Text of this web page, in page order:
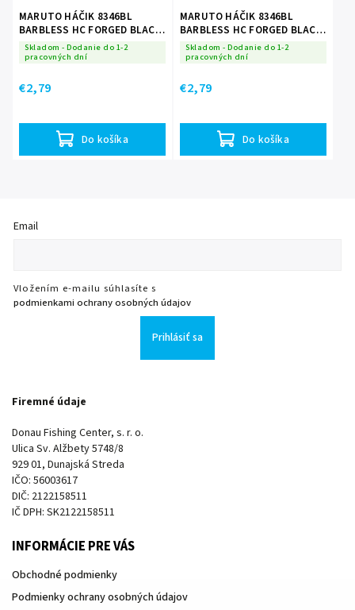
MARUTO HÁČIK 8346BL
BARBLESS HC FORGED BLACK
NICKEL 12 10ks/bal.
Skladom - Dodanie do 1-2
pracovných dní
€2,79
Do košíka
MARUTO HÁČIK 8346BL
BARBLESS HC FORGED BLACK
NICKEL 10 10ks/bal.
Skladom - Dodanie do 1-2
pracovných dní
€2,79
Do košíka
Email
Vložením e-mailu súhlasíte s
podmienkami ochrany osobných údajov
Prihlásiť sa
Firemné údaje
Donau Fishing Center, s. r. o.
Ulica Sv. Alžbety 5748/8
929 01, Dunajská Streda
IČO: 56003617
DIČ: 2122158511
IČ DPH: SK2122158511
INFORMÁCIE PRE VÁS
Obchodné podmienky
Podmienky ochrany osobných údajov